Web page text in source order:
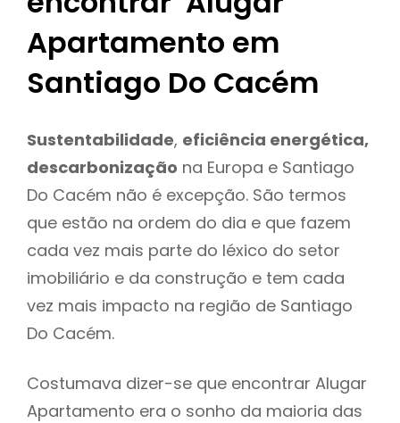
Apartamento em
Santiago Do Cacém
Sustentabilidade, eficiência energética,
descarbonização na Europa e Santiago
Do Cacém não é excepção. São termos
que estão na ordem do dia e que fazem
cada vez mais parte do léxico do setor
imobiliário e da construção e tem cada
vez mais impacto na região de Santiago
Do Cacém.
Costumava dizer-se que encontrar Alugar
Apartamento era o sonho da maioria das